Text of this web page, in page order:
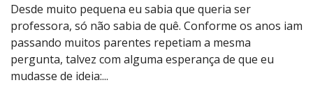
Desde muito pequena eu sabia que queria ser
professora, só não sabia de quê. Conforme os anos iam
passando muitos parentes repetiam a mesma
pergunta, talvez com alguma esperança de que eu
mudasse de ideia:...